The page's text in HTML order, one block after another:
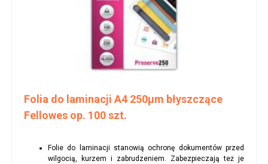
Folia do laminacji A4 250µm błyszczące
Fellowes op. 100 szt.
Folie do laminacji stanowią ochronę dokumentów przed
wilgocią, kurzem i zabrudzeniem. Zabezpieczają też je